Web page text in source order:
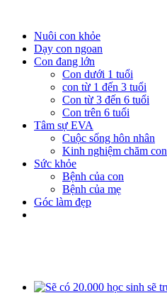
Nuôi con khỏe
Dạy con ngoan
Con đang lớn
Con dưới 1 tuổi
con từ 1 đến 3 tuổi
Con từ 3 đến 6 tuổi
Con trên 6 tuổi
Tâm sự EVA
Cuộc sống hôn nhân
Kinh nghiệm chăm con
Sức khỏe
Bệnh của con
Bệnh của mẹ
Góc làm đẹp